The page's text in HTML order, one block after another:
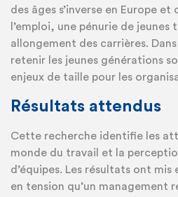
des âges s’inverse en Europe
l’emploi, une pénurie de jeunes
allongement des carrières.
retenir les jeunes générations
enjeux de taille pour les
Résultats attendus
Cette recherche identifie les
monde du travail et la
d’équipes. Les résultats ont
en tension qu’un management